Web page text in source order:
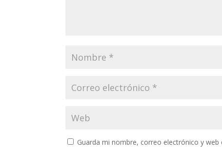
Guarda mi nombre, correo electrónico y